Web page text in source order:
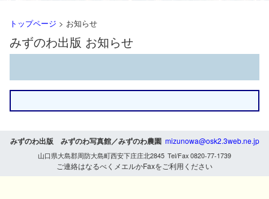
トップページ > お知らせ
みずのわ出版 お知らせ
みずのわ出版 みずのわ写真館／みずのわ農園 mizunowa@osk2.3web.ne.jp
山口県大島郡周防大島町西安下庄庄北2845 Tel/Fax 0820-77-1739
ご連絡はなるべくメエルかFaxをご利用ください